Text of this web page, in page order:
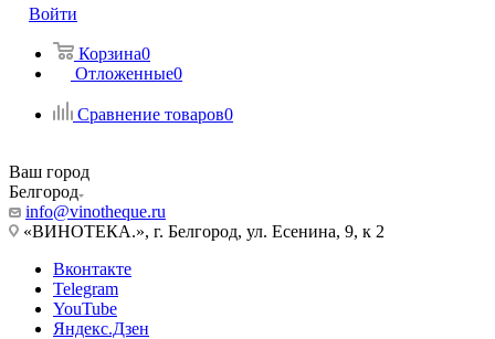
Войти
Корзина0
Отложенные0
Сравнение товаров0
Ваш город
Белгород
info@vinotheque.ru
«ВИНОТЕКА.», г. Белгород, ул. Есенина, 9, к 2
Вконтакте
Telegram
YouTube
Яндекс.Дзен